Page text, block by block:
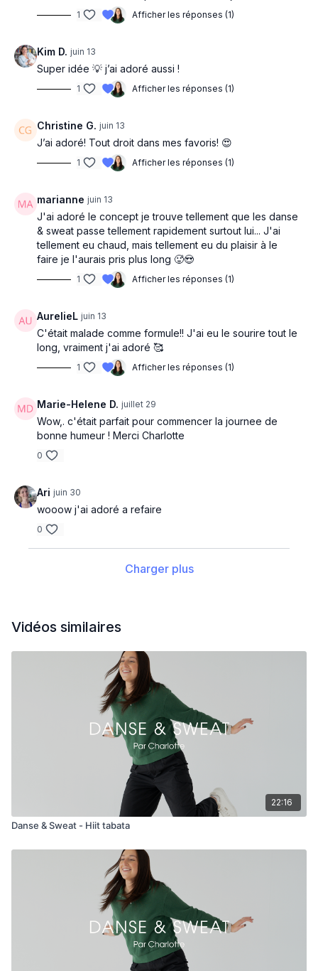
1 Afficher les réponses (1)
Kim D. juin 13
Super idée 💡 j’ai adoré aussi !
1 Afficher les réponses (1)
Christine G. juin 13
J’ai adoré! Tout droit dans mes favoris! 😍
1 Afficher les réponses (1)
marianne juin 13
J'ai adoré le concept je trouve tellement que les danse
& sweat passe tellement rapidement surtout lui... J'ai
tellement eu chaud, mais tellement eu du plaisir à le
faire je l'aurais pris plus long 🥵😍
1 Afficher les réponses (1)
AurelieL juin 13
C'était malade comme formule!! J'ai eu le sourire tout le
long, vraiment j'ai adoré 🥰
1 Afficher les réponses (1)
Marie-Helene D. juillet 29
Wow,. c'était parfait pour commencer la journee de
bonne humeur ! Merci Charlotte
0
Ari juin 30
wooow j'ai adoré a refaire
0
Charger plus
Vidéos similaires
22:16
Danse & Sweat - Hiit tabata